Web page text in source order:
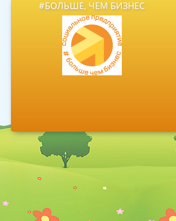
#БОЛЬШЕ, ЧЕМ БИЗНЕС